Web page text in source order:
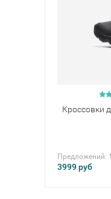
Кроссовки
Предложений: 1
3999руб